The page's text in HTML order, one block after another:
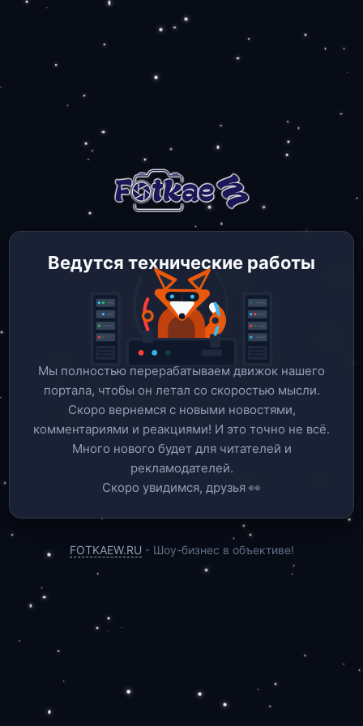
Ведутся технические работы
Мы полностью перерабатываем движок нашего
портала, чтобы он летал со скоростью мысли.
Скоро вернемся c новыми новостями,
комментариями и реакциями! И это точно не всё.
Много нового будет для читателей и
рекламодателей.
Скоро увидимся, друзья 👀
FOTKAEW.RU - Шоу-бизнес в объективе!